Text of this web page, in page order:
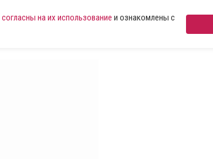
согласны на их использование и ознакомлены с